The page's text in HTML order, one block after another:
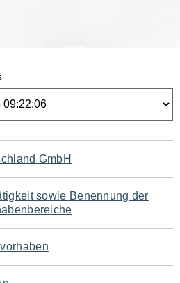
GmbH
sowie Benennung der